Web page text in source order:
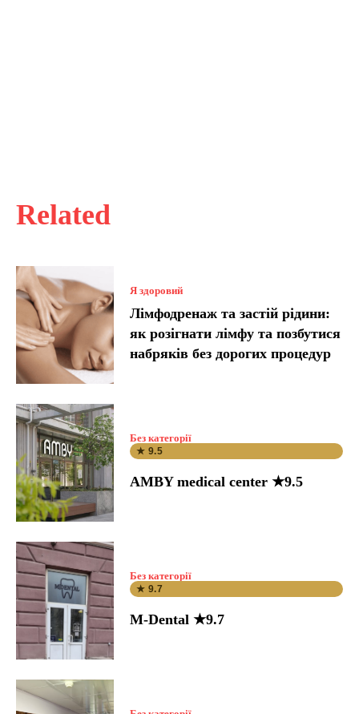
Related
Я здоровий
Лімфодренаж та застій рідини:
як розігнати лімфу та позбутися
набряків без дорогих процедур
Без категорії
★ 9.5
AMBY medical center ★9.5
Без категорії
★ 9.7
M-Dental ★9.7